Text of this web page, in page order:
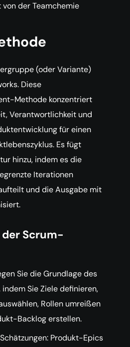
der Teamchemie
(oder Variante)
Diese
Methode konzentriert
Verantwortlichkeit und
für einen
Es fügt
hinzu, indem es die
Iterationen
und die Ausgabe mit
der Scrum-
Sie die Grundlage des
Sie Ziele definieren,
Rollen umreißen
Backlog erstellen.
Produkt-Epics